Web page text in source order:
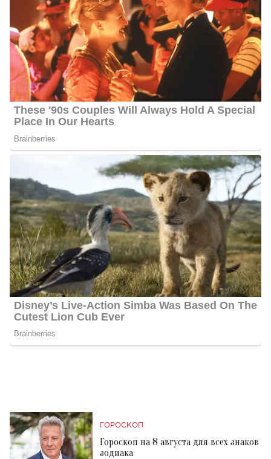
ГОРОСКОП
Гороскоп на 8 августа для всех знаков
зодиака